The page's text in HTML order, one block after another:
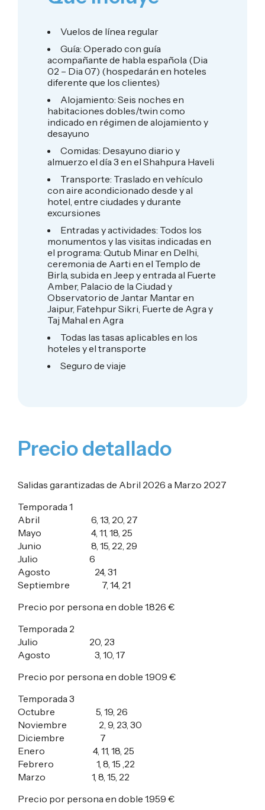
Vuelos de línea regular
Guía: Operado con guía
acompañante de habla española (Dia
02 – Dia 07) (hospedarán en hoteles
diferente que los clientes)
Alojamiento: Seis noches en
habitaciones dobles/twin como
indicado en régimen de alojamiento y
desayuno
Comidas: Desayuno diario y
almuerzo el día 3 en el Shahpura Haveli
Transporte: Traslado en vehículo
con aire acondicionado desde y al
hotel, entre ciudades y durante
excursiones
Entradas y actividades: Todos los
monumentos y las visitas indicadas en
el programa: Qutub Minar en Delhi,
ceremonia de Aarti en el Templo de
Birla, subida en Jeep y entrada al Fuerte
Amber, Palacio de la Ciudad y
Observatorio de Jantar Mantar en
Jaipur, Fatehpur Sikri, Fuerte de Agra y
Taj Mahal en Agra
Todas las tasas aplicables en los
hoteles y el transporte
Seguro de viaje
Precio detallado
Salidas garantizadas de Abril 2026 a Marzo 2027
Temporada 1
Abril 6, 13, 20, 27
Mayo 4, 11, 18, 25
Junio 8, 15, 22, 29
Julio 6
Agosto 24, 31
Septiembre 7, 14, 21
Precio por persona en doble 1.826 €
Temporada 2
Julio 20, 23
Agosto 3, 10, 17
Precio por persona en doble 1.909 €
Temporada 3
Octubre 5, 19, 26
Noviembre 2, 9, 23, 30
Diciembre 7
Enero 4, 11, 18, 25
Febrero 1, 8, 15 ,22
Marzo 1, 8, 15, 22
Precio por persona en doble 1.959 €